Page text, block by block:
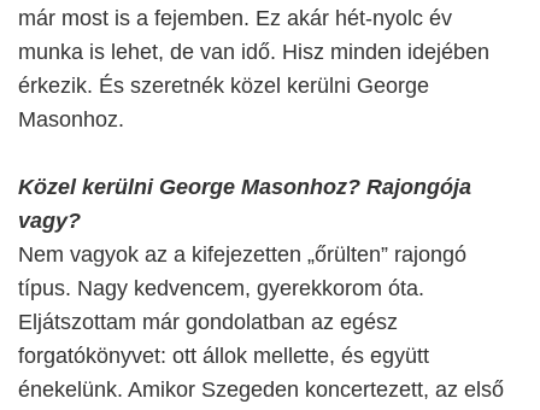
már most is a fejemben. Ez akár hét-nyolc év
munka is lehet, de van idő. Hisz minden idejében
érkezik. És szeretnék közel kerülni George
Masonhoz.
Közel kerülni George Masonhoz? Rajongója
vagy?
Nem vagyok az a kifejezetten „őrülten” rajongó
típus. Nagy kedvencem, gyerekkorom óta.
Eljátszottam már gondolatban az egész
forgatókönyvet: ott állok mellette, és együtt
énekelünk. Amikor Szegeden koncertezett, az első